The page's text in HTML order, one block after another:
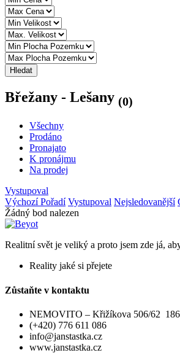
Hledat
Břežany - Lešany (0)
Všechny
Prodáno
Pronajato
K pronájmu
Na prodej
Vystupoval
Výchozí Pořadí Vystupoval Nejsledovanější
Žádný bod nalezen
Realitní svět je veliký a proto jsem zde já,
Reality jaké si přejete
Zůstaňte v kontaktu
NEMOVITO – Křižíkova 506/62
(+420) 776 611 086
info@janstastka.cz
www.janstastka.cz